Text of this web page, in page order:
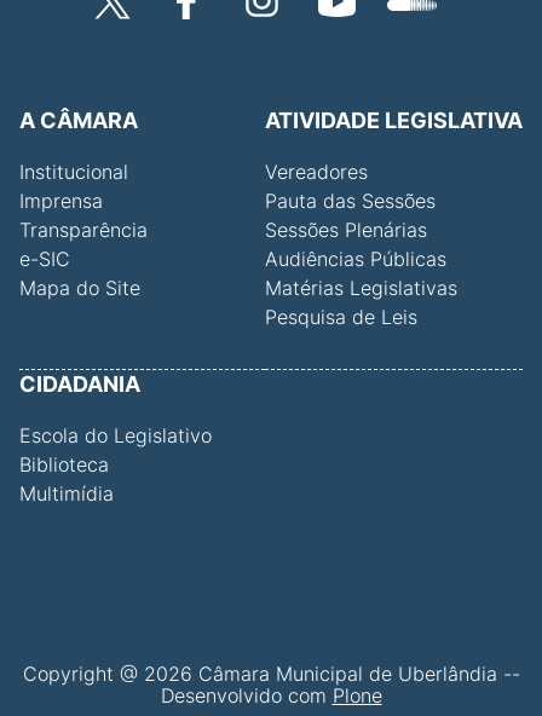
A CÂMARA
Institucional
Imprensa
Transparência
e-SIC
Mapa do Site
ATIVIDADE LEGISLATIVA
Vereadores
Pauta das Sessões
Sessões Plenárias
Audiências Públicas
Matérias Legislativas
Pesquisa de Leis
CIDADANIA
Escola do Legislativo
Biblioteca
Multimídia
Copyright @ 2026 Câmara Municipal de Uberlândia --
Desenvolvido com Plone